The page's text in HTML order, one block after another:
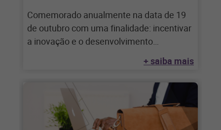
Comemorado anualmente na data de 19
de outubro com uma finalidade: incentivar
a inovação e o desenvolvimento
tecnológico, científico e intelectual do país
+ saiba mais